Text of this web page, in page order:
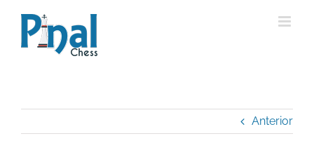
contenido
Anterior